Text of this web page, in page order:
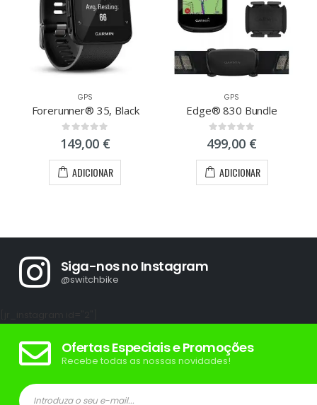
GPS
Forerunner® 35, Black
0 out of 5
149,00 €
ADICIONAR
GPS
Edge® 830 Bundle
0 out of 5
499,00 €
ADICIONAR
Siga-nos no Instagram
@switchbike
Ofertas Especiais e Promoções
Recebe todas as nossas novidades!